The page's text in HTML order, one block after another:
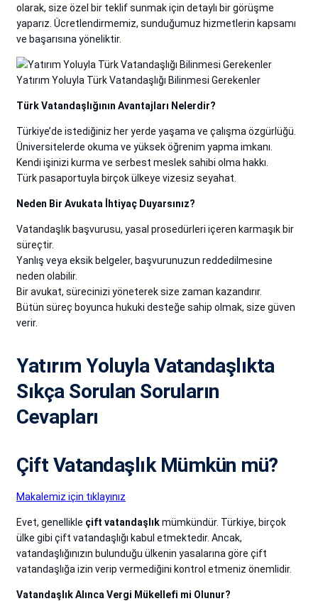
olarak, size özel bir teklif sunmak için detaylı bir görüşme
yaparız. Ücretlendirmemiz, sunduğumuz hizmetlerin kapsamı
ve başarısına yöneliktir.
Yatırım Yoluyla Türk Vatandaşlığı Bilinmesi Gerekenler
Türk Vatandaşlığının Avantajları Nelerdir?
Türkiye’de istediğiniz her yerde yaşama ve çalışma özgürlüğü.
Üniversitelerde okuma ve yüksek öğrenim yapma imkanı.
Kendi işinizi kurma ve serbest meslek sahibi olma hakkı.
Türk pasaportuyla birçok ülkeye vizesiz seyahat.
Neden Bir Avukata İhtiyaç Duyarsınız?
Vatandaşlık başvurusu, yasal prosedürleri içeren karmaşık bir
süreçtir.
Yanlış veya eksik belgeler, başvurunuzun reddedilmesine
neden olabilir.
Bir avukat, sürecinizi yöneterek size zaman kazandırır.
Bütün süreç boyunca hukuki desteğe sahip olmak, size güven
verir.
Yatırım Yoluyla Vatandaşlıkta
Sıkça Sorulan Soruların
Cevapları
Çift Vatandaşlık Mümkün mü?
Makalemiz için tıklayınız
Evet, genellikle çift vatandaşlıkmümkündür. Türkiye, birçok
ülke gibi çift vatandaşlığı kabul etmektedir. Ancak,
vatandaşlığınızın bulunduğu ülkenin yasalarına göre çift
vatandaşlığa izin verip vermediğini kontrol etmeniz önemlidir.
Vatandaşlık Alınca Vergi Mükellefi mi Olunur?